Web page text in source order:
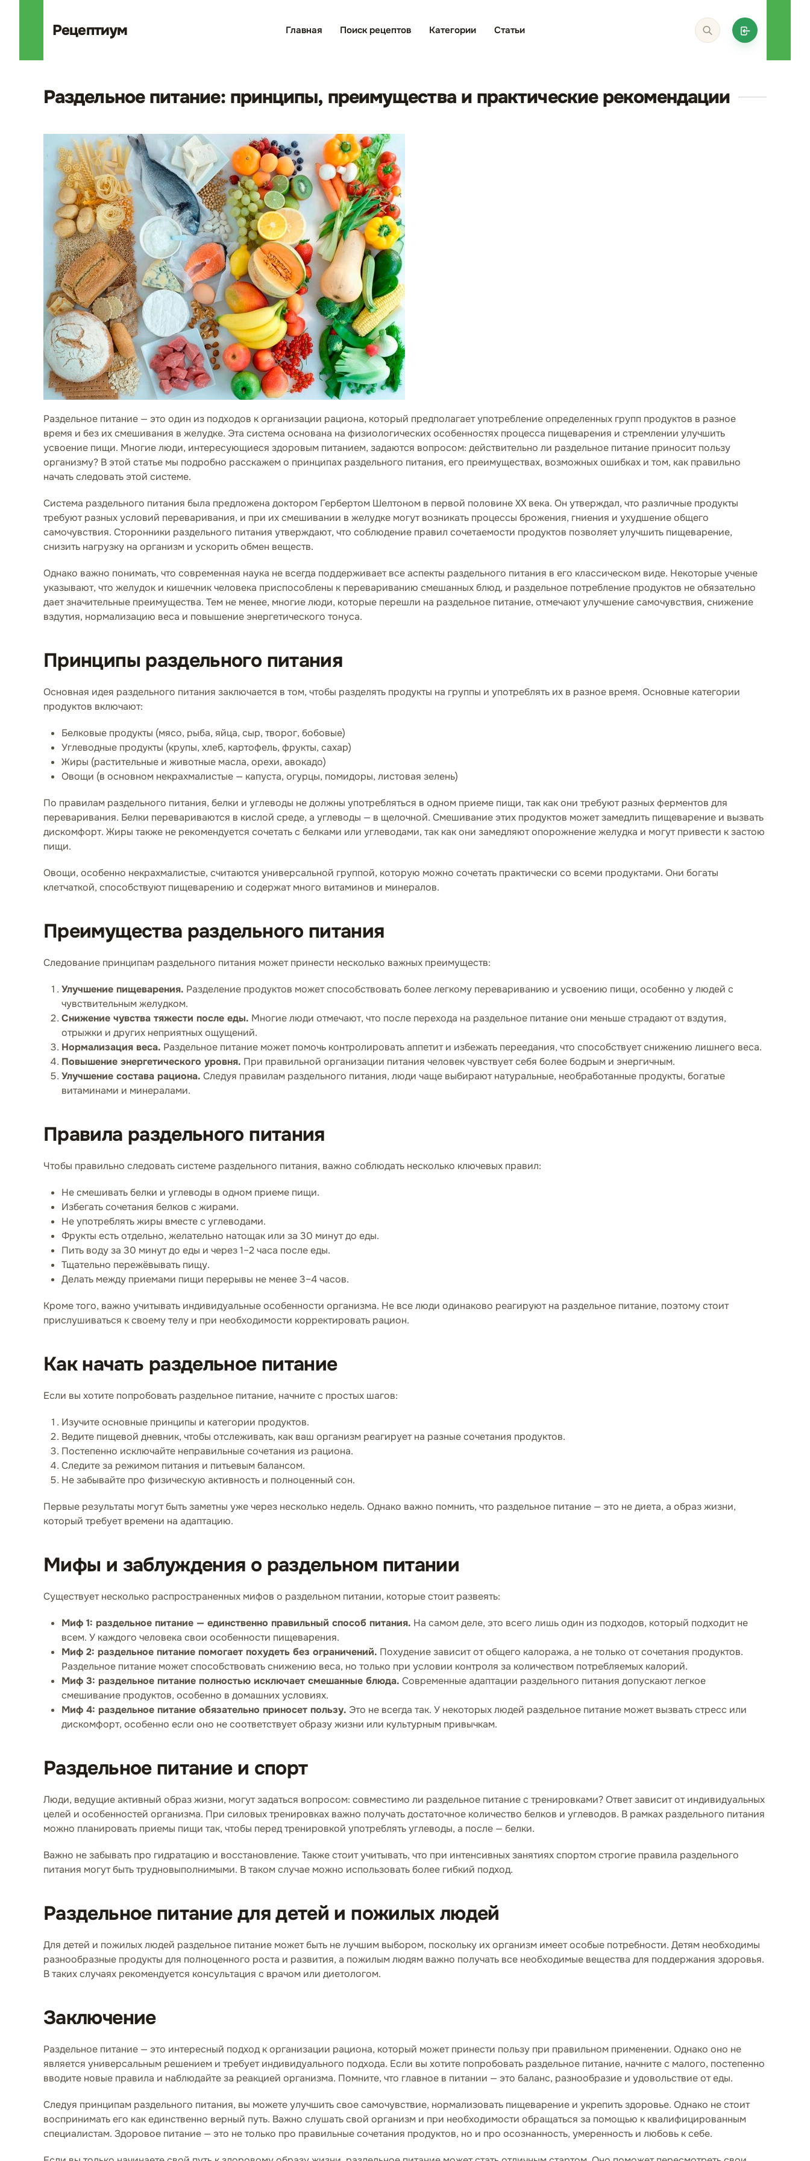
Рецептиум Главная Поиск рецептов Категории Статьи
Раздельное питание: принципы, преимущества и практические рекомендации
Раздельное питание — это один из подходов к организации рациона, который предполагает употребление определенных групп продуктов в разное
время и без их смешивания в желудке. Эта система основана на физиологических особенностях процесса пищеварения и стремлении улучшить
усвоение пищи. Многие люди, интересующиеся здоровым питанием, задаются вопросом: действительно ли раздельное питание приносит пользу
организму? В этой статье мы подробно расскажем о принципах раздельного питания, его преимуществах, возможных ошибках и том, как правильно
начать следовать этой системе.
Система раздельного питания была предложена доктором Гербертом Шелтоном в первой половине XX века. Он утверждал, что различные продукты
требуют разных условий переваривания, и при их смешивании в желудке могут возникать процессы брожения, гниения и ухудшение общего
самочувствия. Сторонники раздельного питания утверждают, что соблюдение правил сочетаемости продуктов позволяет улучшить пищеварение,
снизить нагрузку на организм и ускорить обмен веществ.
Однако важно понимать, что современная наука не всегда поддерживает все аспекты раздельного питания в его классическом виде. Некоторые ученые
указывают, что желудок и кишечник человека приспособлены к перевариванию смешанных блюд, и раздельное потребление продуктов не обязательно
дает значительные преимущества. Тем не менее, многие люди, которые перешли на раздельное питание, отмечают улучшение самочувствия, снижение
вздутия, нормализацию веса и повышение энергетического тонуса.
Принципы раздельного питания
Основная идея раздельного питания заключается в том, чтобы разделять продукты на группы и употреблять их в разное время. Основные категории
продуктов включают:
Белковые продукты (мясо, рыба, яйца, сыр, творог, бобовые)
Углеводные продукты (крупы, хлеб, картофель, фрукты, сахар)
Жиры (растительные и животные масла, орехи, авокадо)
Овощи (в основном некрахмалистые — капуста, огурцы, помидоры, листовая зелень)
По правилам раздельного питания, белки и углеводы не должны употребляться в одном приеме пищи, так как они требуют разных ферментов для
переваривания. Белки перевариваются в кислой среде, а углеводы — в щелочной. Смешивание этих продуктов может замедлить пищеварение и вызвать
дискомфорт. Жиры также не рекомендуется сочетать с белками или углеводами, так как они замедляют опорожнение желудка и могут привести к застою
пищи.
Овощи, особенно некрахмалистые, считаются универсальной группой, которую можно сочетать практически со всеми продуктами. Они богаты
клетчаткой, способствуют пищеварению и содержат много витаминов и минералов.
Преимущества раздельного питания
Следование принципам раздельного питания может принести несколько важных преимуществ:
Улучшение пищеварения. Разделение продуктов может способствовать более легкому перевариванию и усвоению пищи, особенно у людей с
чувствительным желудком.
Снижение чувства тяжести после еды. Многие люди отмечают, что после перехода на раздельное питание они меньше страдают от вздутия,
отрыжки и других неприятных ощущений.
Нормализация веса. Раздельное питание может помочь контролировать аппетит и избежать переедания, что способствует снижению лишнего веса.
Повышение энергетического уровня. При правильной организации питания человек чувствует себя более бодрым и энергичным.
Улучшение состава рациона. Следуя правилам раздельного питания, люди чаще выбирают натуральные, необработанные продукты, богатые
витаминами и минералами.
Правила раздельного питания
Чтобы правильно следовать системе раздельного питания, важно соблюдать несколько ключевых правил:
Не смешивать белки и углеводы в одном приеме пищи.
Избегать сочетания белков с жирами.
Не употреблять жиры вместе с углеводами.
Фрукты есть отдельно, желательно натощак или за 30 минут до еды.
Пить воду за 30 минут до еды и через 1–2 часа после еды.
Тщательно пережёвывать пищу.
Делать между приемами пищи перерывы не менее 3–4 часов.
Кроме того, важно учитывать индивидуальные особенности организма. Не все люди одинаково реагируют на раздельное питание, поэтому стоит
прислушиваться к своему телу и при необходимости корректировать рацион.
Как начать раздельное питание
Если вы хотите попробовать раздельное питание, начните с простых шагов:
Изучите основные принципы и категории продуктов.
Ведите пищевой дневник, чтобы отслеживать, как ваш организм реагирует на разные сочетания продуктов.
Постепенно исключайте неправильные сочетания из рациона.
Следите за режимом питания и питьевым балансом.
Не забывайте про физическую активность и полноценный сон.
Первые результаты могут быть заметны уже через несколько недель. Однако важно помнить, что раздельное питание — это не диета, а образ жизни,
который требует времени на адаптацию.
Мифы и заблуждения о раздельном питании
Существует несколько распространенных мифов о раздельном питании, которые стоит развеять:
Миф 1: раздельное питание — единственно правильный способ питания. На самом деле, это всего лишь один из подходов, который подходит не
всем. У каждого человека свои особенности пищеварения.
Миф 2: раздельное питание помогает похудеть без ограничений. Похудение зависит от общего калоража, а не только от сочетания продуктов.
Раздельное питание может способствовать снижению веса, но только при условии контроля за количеством потребляемых калорий.
Миф 3: раздельное питание полностью исключает смешанные блюда. Современные адаптации раздельного питания допускают легкое
смешивание продуктов, особенно в домашних условиях.
Миф 4: раздельное питание обязательно приносет пользу. Это не всегда так. У некоторых людей раздельное питание может вызвать стресс или
дискомфорт, особенно если оно не соответствует образу жизни или культурным привычкам.
Раздельное питание и спорт
Люди, ведущие активный образ жизни, могут задаться вопросом: совместимо ли раздельное питание с тренировками? Ответ зависит от индивидуальных
целей и особенностей организма. При силовых тренировках важно получать достаточное количество белков и углеводов. В рамках раздельного питания
можно планировать приемы пищи так, чтобы перед тренировкой употреблять углеводы, а после — белки.
Важно не забывать про гидратацию и восстановление. Также стоит учитывать, что при интенсивных занятиях спортом строгие правила раздельного
питания могут быть трудновыполнимыми. В таком случае можно использовать более гибкий подход.
Раздельное питание для детей и пожилых людей
Для детей и пожилых людей раздельное питание может быть не лучшим выбором, поскольку их организм имеет особые потребности. Детям необходимы
разнообразные продукты для полноценного роста и развития, а пожилым людям важно получать все необходимые вещества для поддержания здоровья.
В таких случаях рекомендуется консультация с врачом или диетологом.
Заключение
Раздельное питание — это интересный подход к организации рациона, который может принести пользу при правильном применении. Однако оно не
является универсальным решением и требует индивидуального подхода. Если вы хотите попробовать раздельное питание, начните с малого, постепенно
вводите новые правила и наблюдайте за реакцией организма. Помните, что главное в питании — это баланс, разнообразие и удовольствие от еды.
Следуя принципам раздельного питания, вы можете улучшить свое самочувствие, нормализовать пищеварение и укрепить здоровье. Однако не стоит
воспринимать его как единственно верный путь. Важно слушать свой организм и при необходимости обращаться за помощью к квалифицированным
специалистам. Здоровое питание — это не только про правильные сочетания продуктов, но и про осознанность, умеренность и любовь к себе.